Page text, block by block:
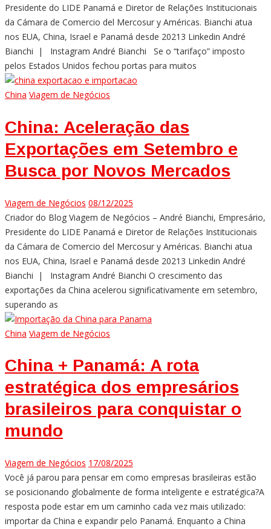
Presidente do LIDE Panamá e Diretor de Relações Institucionais
da Cámara de Comercio del Mercosur y Américas. Bianchi atua
nos EUA, China, Israel e Panamá desde 20213 Linkedin André
Bianchi | Instagram André Bianchi Se o “tarifaço” imposto
pelos Estados Unidos fechou portas para muitos
China Viagem de Negócios
China: Aceleração das
Exportações em Setembro e
Busca por Novos Mercados
Viagem de Negócios 08/12/2025
Criador do Blog Viagem de Negócios – André Bianchi, Empresário,
Presidente do LIDE Panamá e Diretor de Relações Institucionais
da Cámara de Comercio del Mercosur y Américas. Bianchi atua
nos EUA, China, Israel e Panamá desde 20213 Linkedin André
Bianchi | Instagram André Bianchi O crescimento das
exportações da China acelerou significativamente em setembro,
superando as
China Viagem de Negócios
China + Panamá: A rota
estratégica dos empresários
brasileiros para conquistar o
mundo
Viagem de Negócios 17/08/2025
Você já parou para pensar em como empresas brasileiras estão
se posicionando globalmente de forma inteligente e estratégica?A
resposta pode estar em um caminho cada vez mais utilizado:
importar da China e expandir pelo Panamá. Enquanto a China